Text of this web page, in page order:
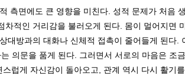
측면에도 큰 영향을 미친다. 성적 문제가 처음
적인 거리감을 불러오게 된다. 몸이 멀어지면
방과의 대화나 신체적 접촉이 줄어들게 된다.
의문을 품게 된다. 그러면서 서로의 마음은 조
럽게 자신감이 돌아오고, 관계 역시 다시 활기